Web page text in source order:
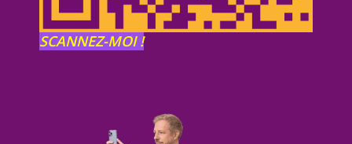
SCANNEZ-MOI !